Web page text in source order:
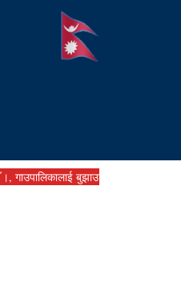
बुझाउनु पर्ने कर दस्तुर